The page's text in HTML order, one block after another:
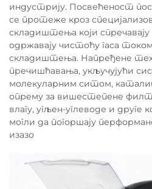
индустрију. Посвећеност
се протеже кроз
складиштења који
одржавају чистоћу гаса
складиштења. Напређене
пречишћавања, укључујући
молекуларним ситом,
опрему за вишестепене
влагу, угљен-углеводе и
могли да погоршају
изазо